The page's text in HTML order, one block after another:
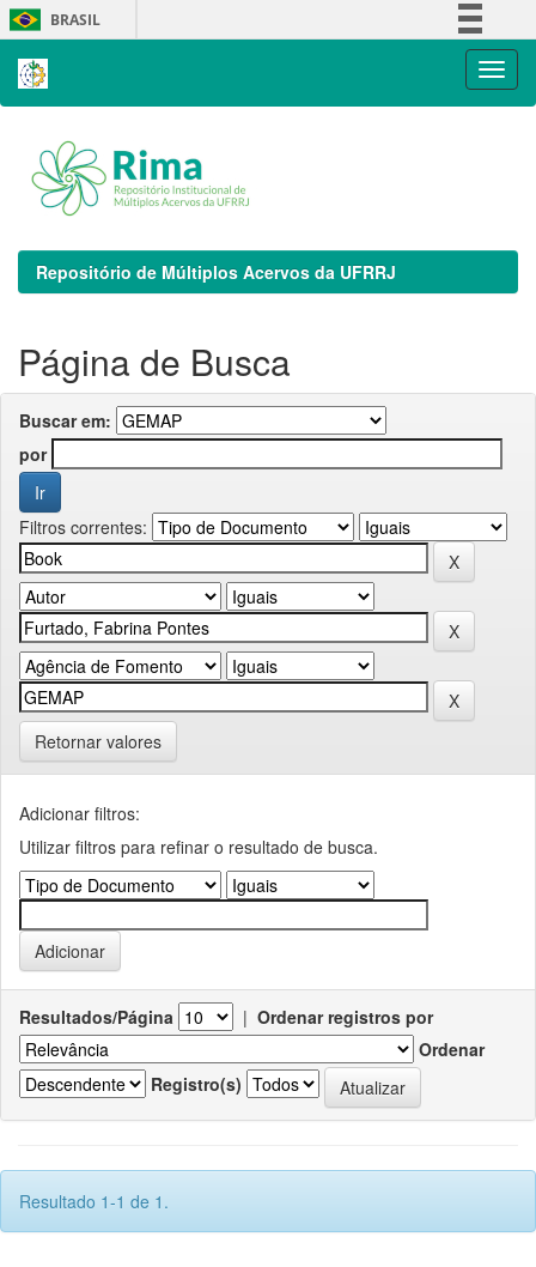
Skip
navigation
BRASIL
Repositório de Múltiplos Acervos da UFRRJ
Página de Busca
Buscar em:
por
Filtros correntes:
Retornar valores
Adicionar filtros:
Utilizar filtros para refinar o resultado de busca.
Resultados/Página | Ordenar registros por
Ordenar
Registro(s)
Resultado 1-1 de 1.